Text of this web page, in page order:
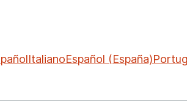
ItalianoEspañol (España)